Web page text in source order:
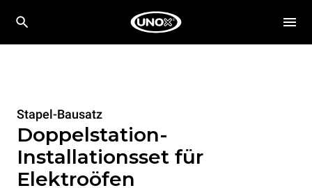
Stapel-Bausatz
Doppelstation-
Installationsset für
Elektroöfen